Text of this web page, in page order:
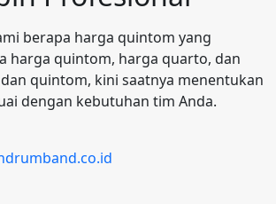
berapa harga quintom yang
harga quintom, harga quarto, dan
quintom, kini saatnya menentukan
dengan kebutuhan tim Anda.